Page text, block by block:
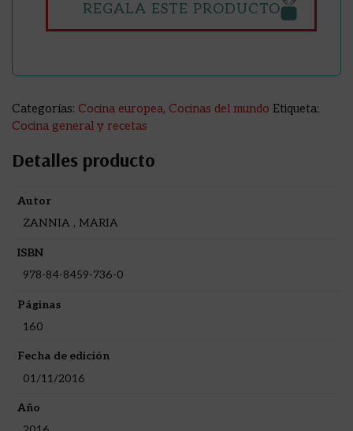
REGALA ESTE PRODUCTO
Categorías: Cocina europea, Cocinas del mundo Etiqueta:
Cocina general y recetas
Detalles producto
Autor
ZANNIA , MARIA
ISBN
978-84-8459-736-0
Páginas
160
Fecha de edición
01/11/2016
Año